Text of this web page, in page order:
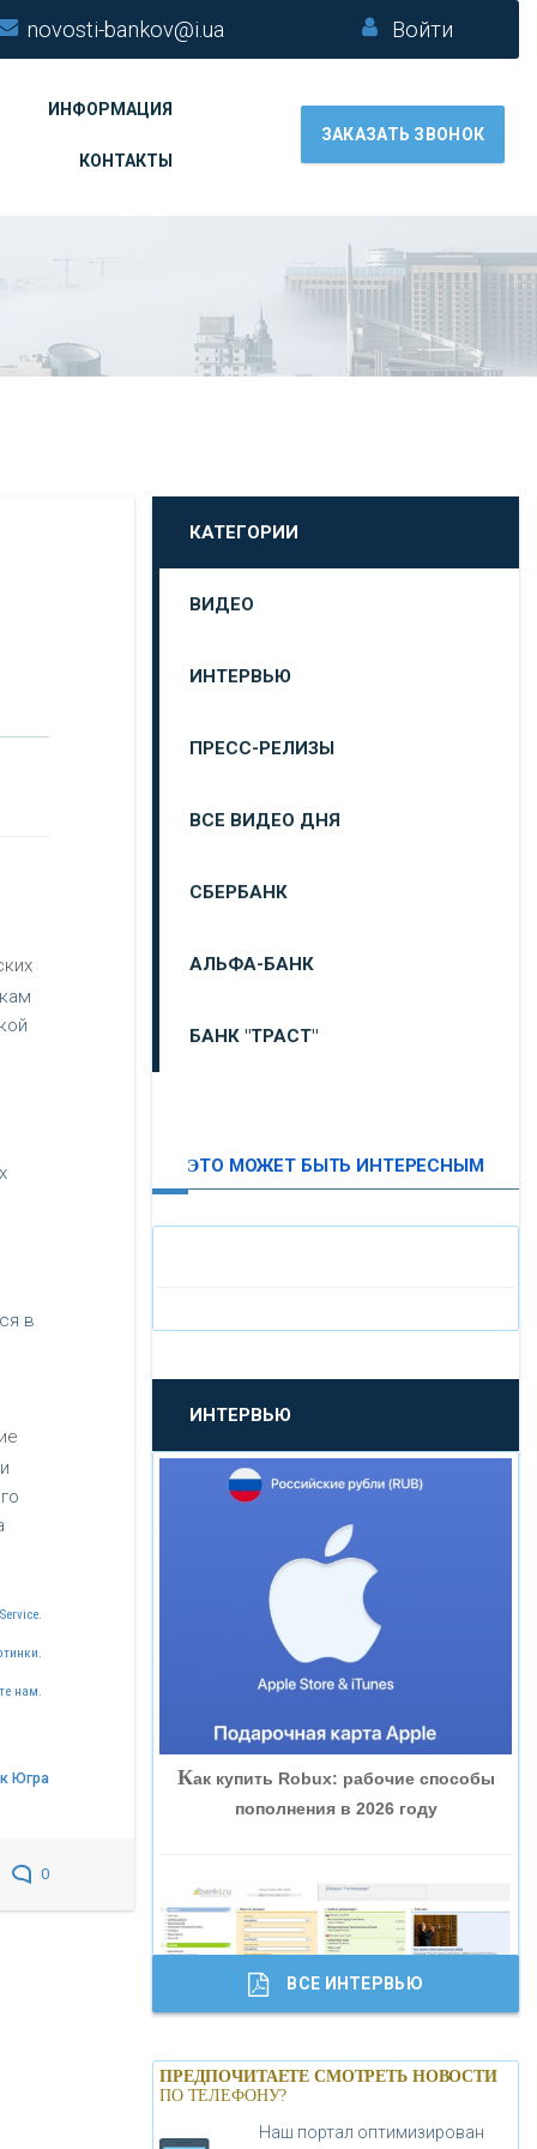
novosti-bankov@i.ua Войти
ИНФОРМАЦИЯ
КОНТАКТЫ
ЗАКАЗАТЬ ЗВОНОК
в
нам.
Югра
0
КАТЕГОРИИ
ВИДЕО
ИНТЕРВЬЮ
ПРЕСС-РЕЛИЗЫ
ВСЕ ВИДЕО ДНЯ
СБЕРБАНК
АЛЬФА-БАНК
БАНК "ТРАСТ"
«ПРОМСВЯЗЬБАНК»
«НОВИКОМБАНК»
«СМП БАНК»
«ВНЕШПРОМБАНК»
«БАНК ГЛОБЭКС»
«ТРАСТ»
«ГАЗПРОМБАНК»
«МОСКОВСКИЙ КРЕДИТНЫЙ
БАНК»
ЭТО МОЖЕТ БЫТЬ ИНТЕРЕСНЫМ
ИНТЕРВЬЮ
Как купить Robux: рабочие способы
пополнения в 2026 году
Банки.ру обновил логотип впервые за
19 лет - «Лента новостей»
ВСЕ ИНТЕРВЬЮ
ПРЕДПОЧИТАЕТЕ СМОТРЕТЬ НОВОСТИ
ПО ТЕЛЕФОНУ?
Наш портал оптимизирован